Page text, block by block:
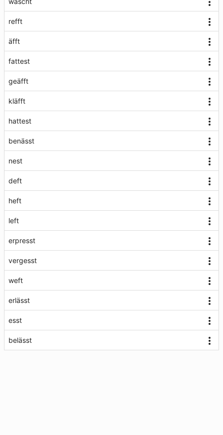
refft
äfft
fattest
geäfft
kläfft
hattest
benässt
nest
deft
heft
left
erpresst
vergesst
weft
erlässt
esst
belässt